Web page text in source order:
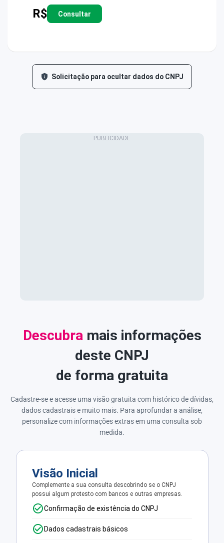
R$ Consultar
Solicitação para ocultar dados do CNPJ
Descubramais informações
deste CNPJ
de forma gratuita
Cadastre-se e acesse uma visão gratuita com histórico de dívidas,
dados cadastrais e muito mais. Para aprofundar a análise,
personalize com informações extras em uma consulta sob
medida.
Visão Inicial
Complemente a sua consulta descobrindo se o CNPJ
possui algum protesto com bancos e outras empresas.
Confirmação de existência do CNPJ
Dados cadastrais básicos